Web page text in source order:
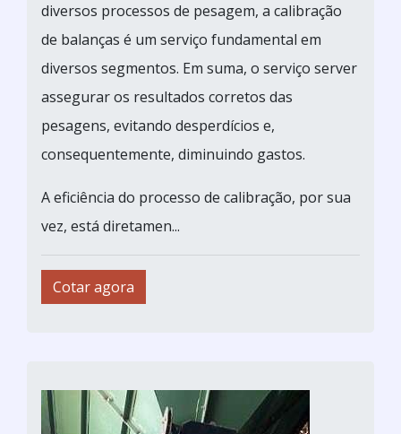
diversos processos de pesagem, a calibração
de balanças é um serviço fundamental em
diversos segmentos. Em suma, o serviço server
assegurar os resultados corretos das
pesagens, evitando desperdícios e,
consequentemente, diminuindo gastos.
A eficiência do processo de calibração, por sua
vez, está diretamen...
Cotar agora